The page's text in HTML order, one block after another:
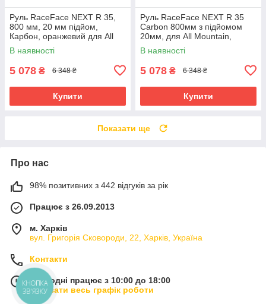
Руль RaceFace NEXT R 35,
800 мм, 20 мм підйом,
Карбон, оранжевий для All
Mountain
В наявності
5 078 ₴ 6 348 ₴
Купити
Руль RaceFace NEXT R 35
Carbon 800мм з підйомом
20мм, для All Mountain,
червоний
В наявності
5 078 ₴ 6 348 ₴
Купити
Показати ще
Про нас
98% позитивних з 442 відгуків за рік
Працює з 26.09.2013
м. Харків
вул. Григорія Сковороди, 22, Харків, Україна
Контакти
Сьогодні працює з 10:00 до 18:00
Показати весь графік роботи
КНОПКА
ЗВ'ЯЗКУ